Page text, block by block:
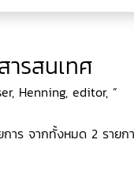
รสนเทศ
Henning, editor, ”
าร จากทั้งหมด 2 รายก